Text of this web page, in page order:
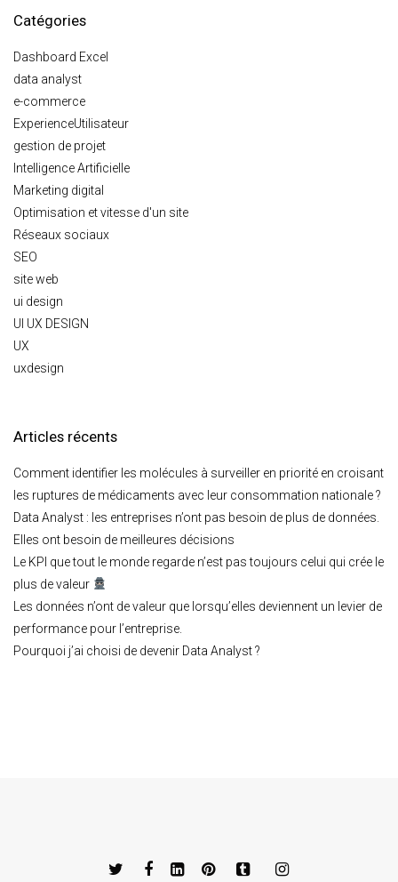
Catégories
Dashboard Excel
data analyst
e-commerce
ExperienceUtilisateur
gestion de projet
Intelligence Artificielle
Marketing digital
Optimisation et vitesse d'un site
Réseaux sociaux
SEO
site web
ui design
UI UX DESIGN
UX
uxdesign
Articles récents
Comment identifier les molécules à surveiller en priorité en croisant
les ruptures de médicaments avec leur consommation nationale ?
Data Analyst : les entreprises n’ont pas besoin de plus de données.
Elles ont besoin de meilleures décisions
Le KPI que tout le monde regarde n’est pas toujours celui qui crée le
plus de valeur
Les données n’ont de valeur que lorsqu’elles deviennent un levier de
performance pour l’entreprise.
Pourquoi j’ai choisi de devenir Data Analyst ?